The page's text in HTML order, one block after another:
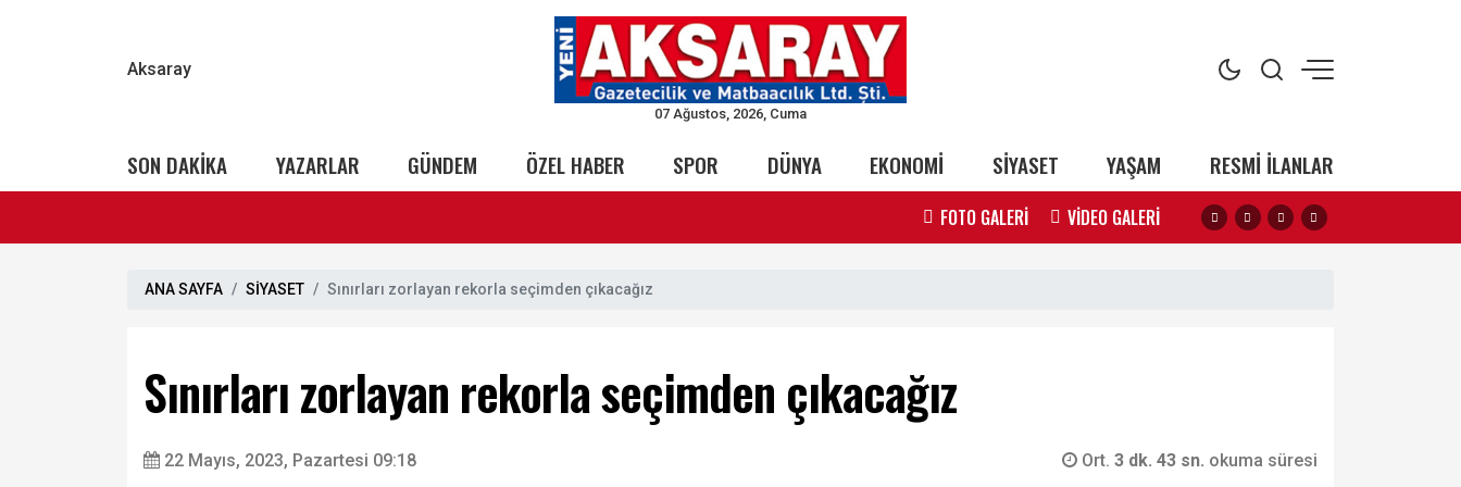
Aksaray
07 Ağustos, 2026, Cuma
SON DAKİKA YAZARLAR GÜNDEM ÖZEL HABER SPOR DÜNYA EKONOMİ SİYASET YAŞAM RESMİ İLANLAR
FOTO GALERİ VİDEO GALERİ
ANA SAYFA SİYASET Sınırları zorlayan rekorla seçimden çıkacağız
Sınırları zorlayan rekorla seçimden çıkacağız
22 Mayıs, 2023, Pazartesi 09:18 Ort. 3 dk. 43 sn. okuma süresi